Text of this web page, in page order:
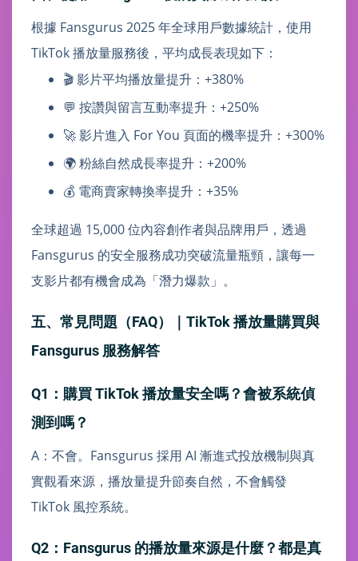
根據 Fansgurus 2025 年全球用戶數據統計，使用
TikTok 播放量服務後，平均成長表現如下：
🎬 影片平均播放量提升：+380%
💬 按讚與留言互動率提升：+250%
🚀 影片進入 For You 頁面的機率提升：+300%
🌍 粉絲自然成長率提升：+200%
💰 電商賣家轉換率提升：+35%
全球超過 15,000 位內容創作者與品牌用戶，透過
Fansgurus 的安全服務成功突破流量瓶頸，讓每一
支影片都有機會成為「潛力爆款」。
五、常見問題（FAQ）｜TikTok 播放量購買與
Fansgurus 服務解答
Q1：購買 TikTok 播放量安全嗎？會被系統偵
測到嗎？
A：不會。Fansgurus 採用 AI 漸進式投放機制與真
實觀看來源，播放量提升節奏自然，不會觸發
TikTok 風控系統。
Q2：Fansgurus 的播放量來源是什麼？都是真